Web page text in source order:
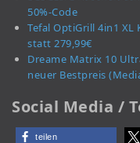
50%-Code
Tefal OptiGrill 4in1 XL
statt 279,99€
Dreame Matrix 10
neuer Bestpreis
Social Media /
teilen